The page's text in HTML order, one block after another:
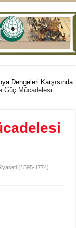
Dengeleri Karşısında
Güç Mücadelesi
(1595-1774)